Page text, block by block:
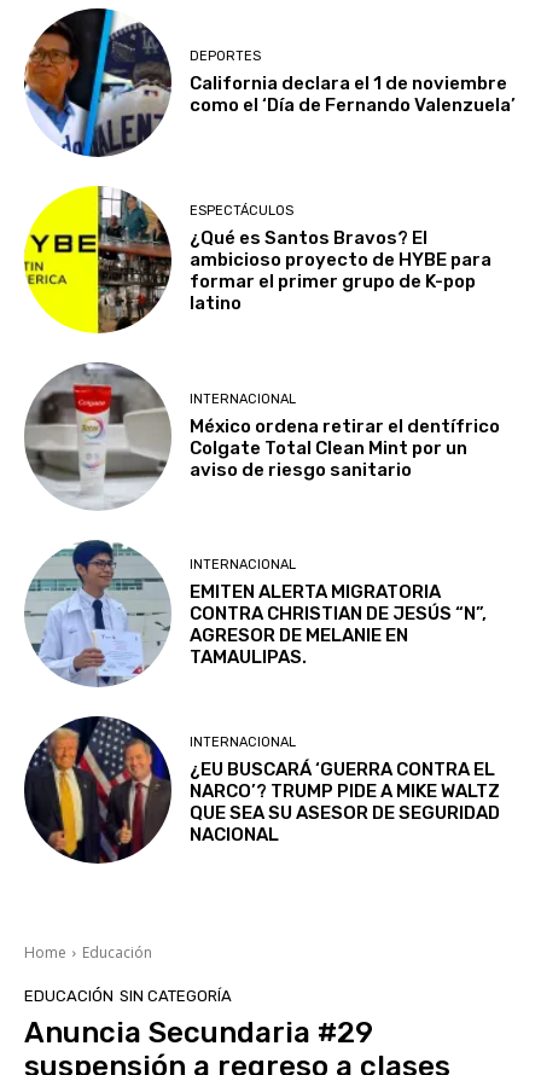
DEPORTES
California declara el 1 de noviembre
como el ‘Día de Fernando Valenzuela’
ESPECTÁCULOS
¿Qué es Santos Bravos? El
ambicioso proyecto de HYBE para
formar el primer grupo de K-pop
latino
INTERNACIONAL
México ordena retirar el dentífrico
Colgate Total Clean Mint por un
aviso de riesgo sanitario
INTERNACIONAL
EMITEN ALERTA MIGRATORIA
CONTRA CHRISTIAN DE JESÚS “N”,
AGRESOR DE MELANIE EN
TAMAULIPAS.
INTERNACIONAL
¿EU BUSCARÁ ‘GUERRA CONTRA EL
NARCO’? TRUMP PIDE A MIKE WALTZ
QUE SEA SU ASESOR DE SEGURIDAD
NACIONAL